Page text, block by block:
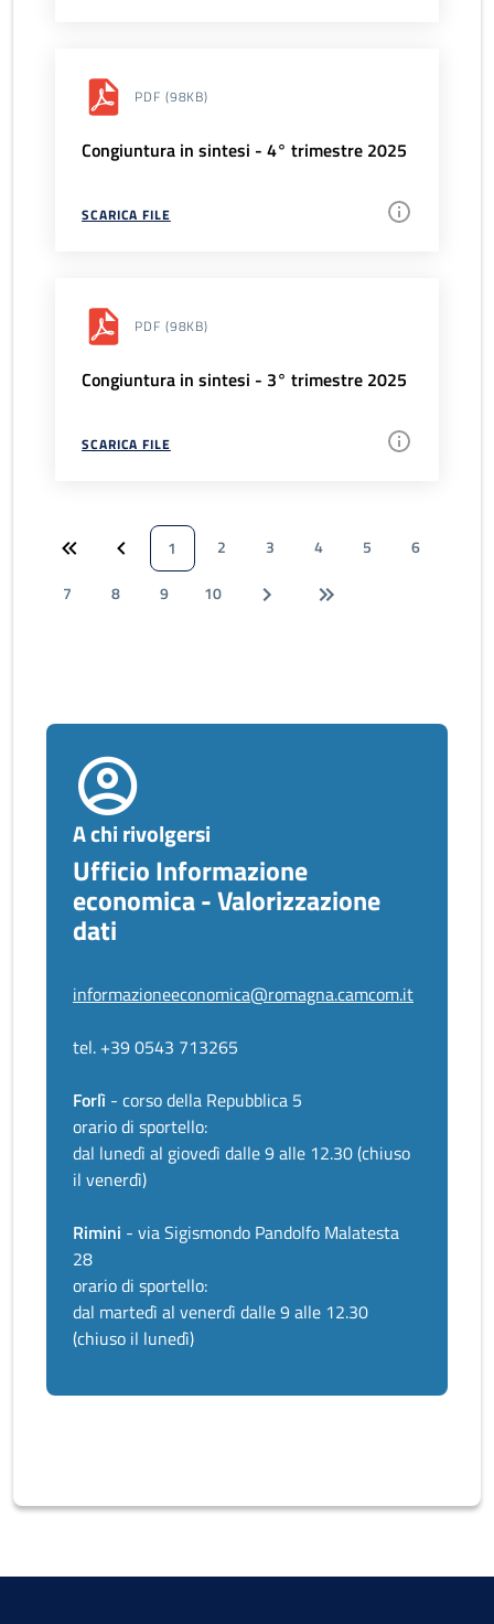
PDF (98KB)
Congiuntura in sintesi - 4° trimestre 2025
SCARICA FILE
PDF (98KB)
Congiuntura in sintesi - 3° trimestre 2025
SCARICA FILE
1 2 3 4 5
6
7
8 9 10
A chi rivolgersi
Ufficio Informazione
economica - Valorizzazione
dati
informazioneeconomica@romagna.camcom.it
tel. +39 0543 713265
Forlì - corso della Repubblica 5
orario di sportello:
dal lunedì al giovedì dalle 9 alle 12.30 (chiuso
il venerdì)
Rimini - via Sigismondo Pandolfo Malatesta
28
orario di sportello:
dal martedì al venerdì dalle 9 alle 12.30
(chiuso il lunedì)